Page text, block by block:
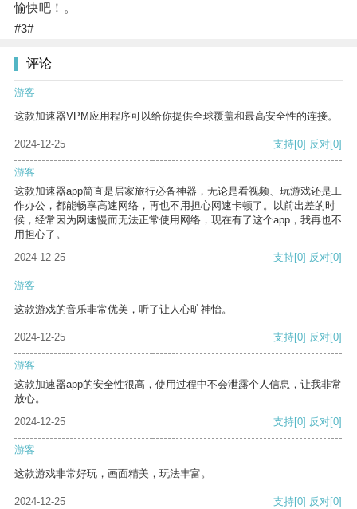
愉快吧！。
#3#
评论
游客
这款加速器VPM应用程序可以给你提供全球覆盖和最高安全性的连接。
2024-12-25 支持[0] 反对[0]
游客
这款加速器app简直是居家旅行必备神器，无论是看视频、玩游戏还是工
作办公，都能畅享高速网络，再也不用担心网速卡顿了。以前出差的时
候，经常因为网速慢而无法正常使用网络，现在有了这个app，我再也不
用担心了。
2024-12-25
支持[0] 反对[0]
游客
这款游戏的音乐非常优美，听了让人心旷神怡。
2024-12-25 支持[0] 反对[0]
游客
这款加速器app的安全性很高，使用过程中不会泄露个人信息，让我非常
放心。
2024-12-25
支持[0] 反对[0]
游客
这款游戏非常好玩，画面精美，玩法丰富。
2024-12-25 支持[0] 反对[0]